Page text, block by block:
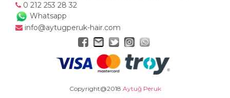
0 212 253 28 32
Whatsapp
info@aytugperuk-hair.com
Copyright@2018 Aytuğ Peruk